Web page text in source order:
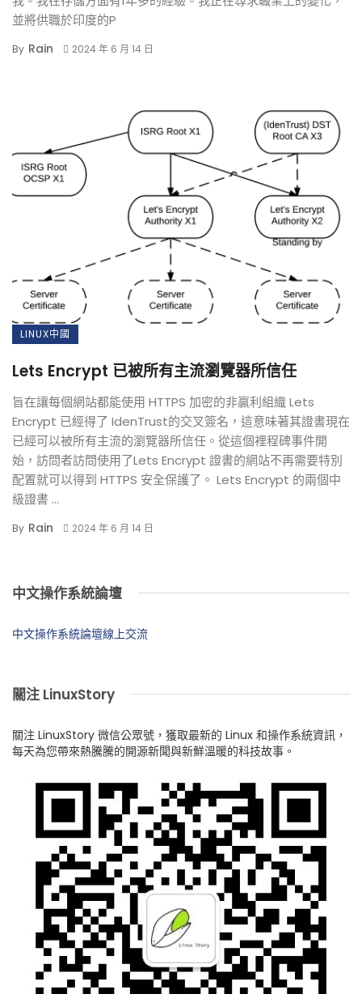
並將供職於印度的P
By Rain 2024 年 6 月 14 日
LINUX中國
Lets Encrypt 已被所有主流瀏覽器所信任
旨在讓每個網站都能使用 HTTPS 加密的非贏利組織 Lets
Encrypt 已經得了 IdenTrust的交叉簽名，這意味著其證書現在
已經可以被所有主流的瀏覽器所信任。從這個裡程碑事件開
始，訪問者訪問使用了Lets Encrypt 證書的網站不再需要特別
配置就可以得到 HTTPS 安全保護了。 Lets Encrypt 的兩個中
級證書 ...
By Rain 2024 年 6 月 14 日
中文操作系統論壇
中文操作系統論壇線上交流
關注 LinuxStory
關注 LinuxStory 微信公眾號，獲取最新的 Linux 和操作系統資訊，
每天為您帶來熱騰騰的開源新聞與新鮮溫暖的科技故事。